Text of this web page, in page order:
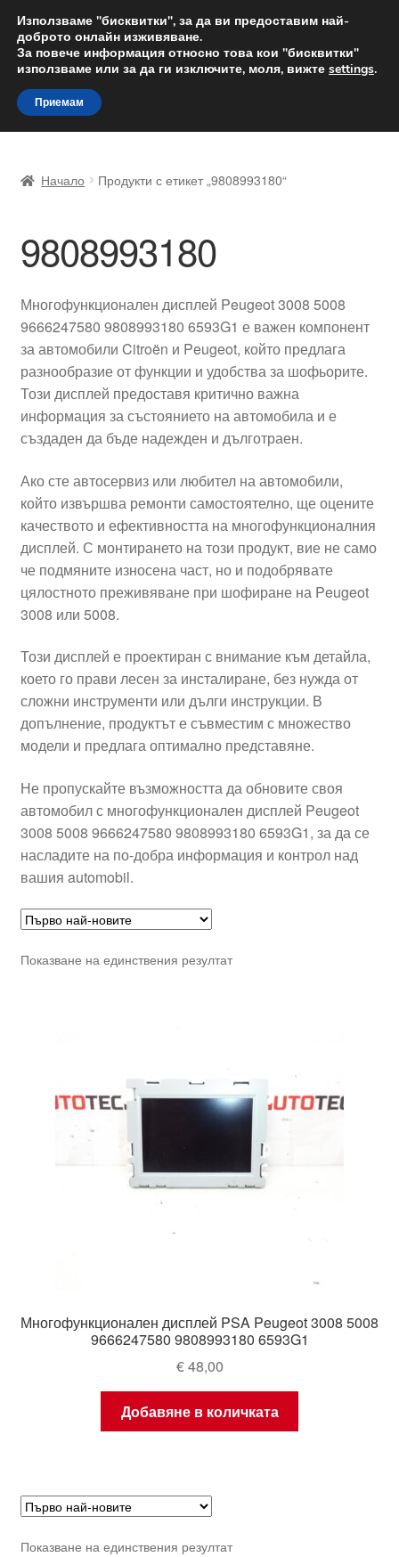
ДОСТАВКА от 12 лв.
Доставка по целия свят
Skip
to
navigation
Skip
to
content
Доставка по целия свят
Жалби
Количка
Контакт
Моята сметка
Плащанията
Политика за поверителност
Правила и условия
Процедура за рекламации
Разгледайте
Транспорт
Начало Продукти с етикет „9808993180“
9808993180
Многофункционален дисплей Peugeot 3008 5008
9666247580 9808993180 6593G1 е важен компонент
за автомобили Citroën и Peugeot, който предлага
разнообразие от функции и удобства за шофьорите.
Този дисплей предоставя критично важна
информация за състоянието на автомобила и е
създаден да бъде надежден и дълготраен.
Ако сте автосервиз или любител на автомобили,
който извършва ремонти самостоятелно, ще оцените
качеството и ефективността на многофункционалния
дисплей. С монтирането на този продукт, вие не само
че подмяните износена част, но и подобрявате
цялостното преживяване при шофиране на Peugeot
3008 или 5008.
Този дисплей е проектиран с внимание към детайла,
което го прави лесен за инсталиране, без нужда от
сложни инструменти или дълги инструкции. В
допълнение, продуктът е съвместим с множество
модели и предлага оптимално представяне.
Не пропускайте възможността да обновите своя
автомобил с многофункционален дисплей Peugeot
3008 5008 9666247580 9808993180 6593G1, за да се
насладите на по-добра информация и контрол над
вашия automobil.
Показване на единствения резултат
Многофункционален дисплей PSA Peugeot 3008 5008
9666247580 9808993180 6593G1
€48,00
Добавяне в количката
Показване на единствения резултат
Използваме "бисквитки", за да ви предоставим най-
доброто онлайн изживяване.
За повече информация относно това кои "бисквитки"
използваме или за да ги изключите, моля, вижте settings.
Приемам